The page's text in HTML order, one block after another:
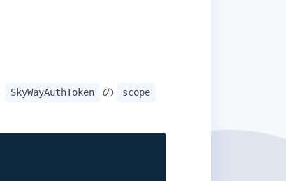
SkyWayAuthToken の scope